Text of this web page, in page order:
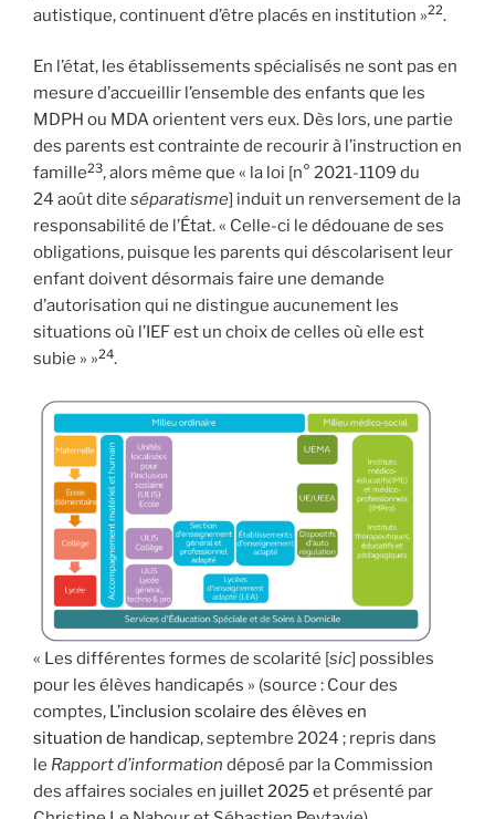
autistique, continuent d’être placés en institution »22.
En l’état, les établissements spécialisés ne sont pas en
mesure d’accueillir l’ensemble des enfants que les
MDPH ou MDA orientent vers eux. Dès lors, une partie
des parents est contrainte de recourir à l’instruction en
famille23, alors même que « la loi [n° 2021-1109 du
24 août dite séparatisme] induit un renversement de la
responsabilité de l’État. « Celle-ci le dédouane de ses
obligations, puisque les parents qui déscolarisent leur
enfant doivent désormais faire une demande
d’autorisation qui ne distingue aucunement les
situations où l’IEF est un choix de celles où elle est
subie » »24.
« Les différentes formes de scolarité [sic] possibles
pour les élèves handicapés » (source : Cour des
comptes, L’inclusion scolaire des élèves en
situation de handicap, septembre 2024 ; repris dans
le Rapport d’information déposé par la Commission
des affaires sociales en juillet 2025 et présenté par